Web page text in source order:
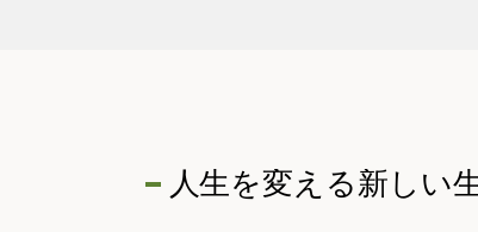
人生を変える新しい